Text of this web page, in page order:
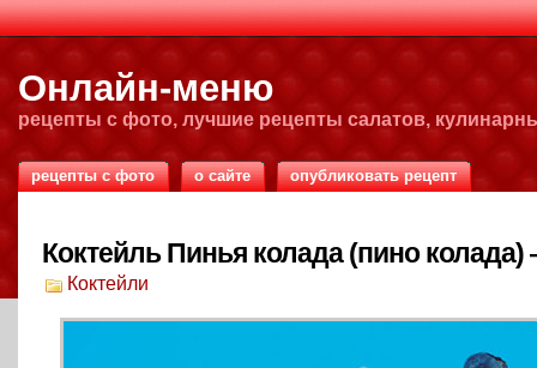
Онлайн-меню
рецепты с фото, лучшие рецепты салатов,
рецепты с фото о сайте опубликовать рецепт
Коктейль Пинья колада (пино
Коктейли